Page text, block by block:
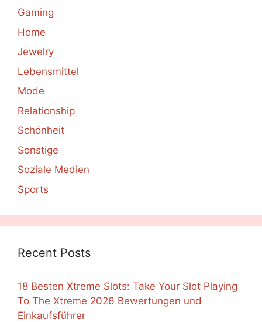
Gaming
Home
Jewelry
Lebensmittel
Mode
Relationship
Schönheit
Sonstige
Soziale Medien
Sports
Recent Posts
18 Besten Xtreme Slots: Take Your Slot Playing
To The Xtreme 2026 Bewertungen und
Einkaufsführer